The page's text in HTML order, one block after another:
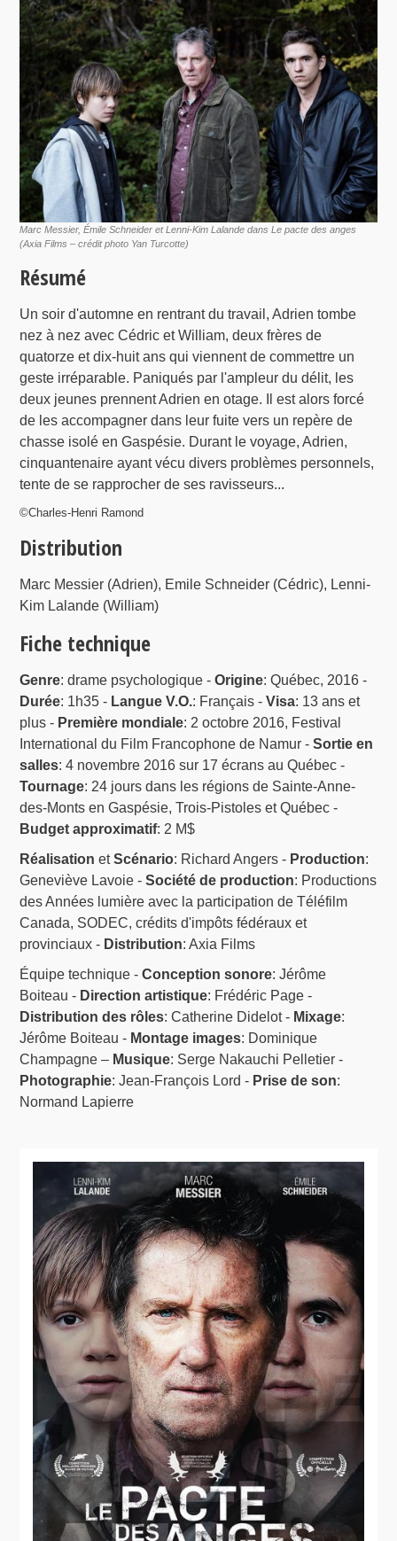
Marc Messier, Émile Schneider et Lenni-Kim Lalande dans Le pacte des anges
(Axia Films – crédit photo Yan Turcotte)
Résumé
Un soir d'automne en rentrant du travail, Adrien tombe
nez à nez avec Cédric et William, deux frères de
quatorze et dix-huit ans qui viennent de commettre un
geste irréparable. Paniqués par l'ampleur du délit, les
deux jeunes prennent Adrien en otage. Il est alors forcé
de les accompagner dans leur fuite vers un repère de
chasse isolé en Gaspésie. Durant le voyage, Adrien,
cinquantenaire ayant vécu divers problèmes personnels,
tente de se rapprocher de ses ravisseurs...
©Charles-Henri Ramond
Distribution
Marc Messier (Adrien), Emile Schneider (Cédric), Lenni-
Kim Lalande (William)
Fiche technique
Genre: drame psychologique -Origine: Québec, 2016 -
Durée: 1h35 - Langue V.O.: Français -Visa: 13 ans et
plus - Première mondiale: 2 octobre 2016, Festival
International du Film Francophone de Namur -Sortie en
salles: 4 novembre 2016 sur 17 écrans au Québec -
Tournage: 24 jours dans les régions de Sainte-Anne-
des-Monts en Gaspésie, Trois-Pistoles et Québec -
Budget approximatif: 2 M$
Réalisation etScénario: Richard Angers - Production:
Geneviève Lavoie -Société de production: Productions
des Années lumière avec la participation de Téléfilm
Canada, SODEC, crédits d'impôts fédéraux et
provinciaux - Distribution: Axia Films
Équipe technique -Conception sonore: Jérôme
Boiteau - Direction artistique: Frédéric Page -
Distribution des rôles: Catherine Didelot - Mixage:
Jérôme Boiteau - Montage images: Dominique
Champagne – Musique: Serge Nakauchi Pelletier -
Photographie: Jean-François Lord - Prise de son:
Normand Lapierre